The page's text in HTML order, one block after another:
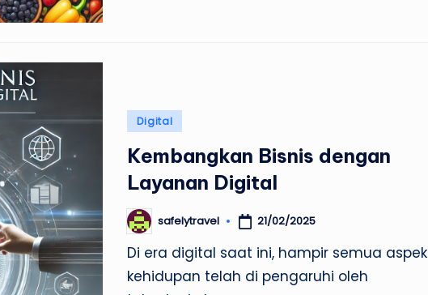
Posted
Digital
Kembangkan Bisnis dengan
Layanan Digital
Posted
by
safelytravel 21/02/2025
Di era digital saat ini, hampir semua aspek
kehidupan telah di pengaruhi oleh